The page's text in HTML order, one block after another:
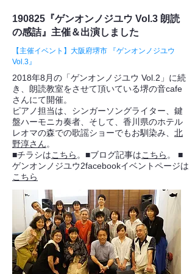
190825『ゲンオンノジユウ Vol.3 朗読
の感詰』主催＆出演しました
【主催イベント】大阪府堺市 『ゲンオンノジユウ
Vol.3』
2018年8月の「ゲンオンノジユウ Vol.2」に続
き、朗読教室をさせて頂いている堺の音cafe
さんにて開催。
ピアノ担当は、シンガーソングライター、鍵
盤ハーモニカ奏者、そして、香川県のホテル
レオマの森での歌謡ショーでもお馴染み、 北
野淳さん。
■チラシはこちら 。■ブログ記事はこちら 。 ■
ゲンオンノジユウ2facebookイベントページは
こちら